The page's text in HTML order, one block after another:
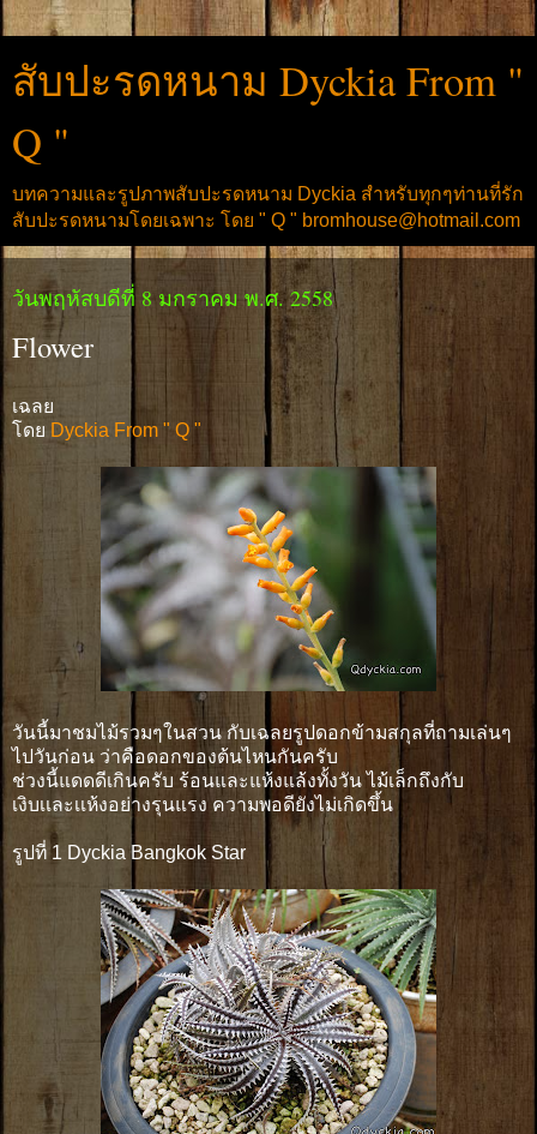
สับปะรดหนาม Dyckia From "
Q "
บทความและรูปภาพสับปะรดหนาม Dyckia สำหรับทุกๆท่านที่รัก
สับปะรดหนามโดยเฉพาะ โดย " Q " bromhouse@hotmail.com
วันพฤหัสบดีที่ 8 มกราคม พ.ศ. 2558
Flower
เฉลย
โดย Dyckia From " Q "
วันนี้มาชมไม้รวมๆในสวน กับเฉลยรูปดอกข้ามสกุลที่ถามเล่นๆ
ไปวันก่อน ว่าคือดอกของต้นไหนกันครับ
ช่วงนี้แดดดีเกินครับ ร้อนและแห้งแล้งทั้งวัน ไม้เล็กถึงกับ
เงิบเเละเเห้งอย่างรุนแรง ความพอดียังไม่เกิดขึ้น
รูปที่ 1 Dyckia Bangkok Star